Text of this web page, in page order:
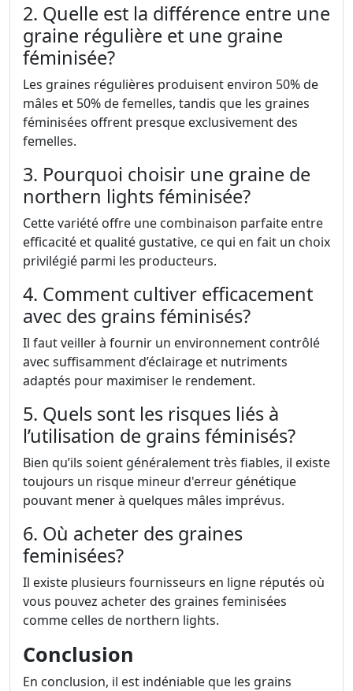
2. Quelle est la différence entre une
graine régulière et une graine
féminisée?
Les graines régulières produisent environ 50% de
mâles et 50% de femelles, tandis que les graines
féminisées offrent presque exclusivement des
femelles.
3. Pourquoi choisir une graine de
northern lights féminisée?
Cette variété offre une combinaison parfaite entre
efficacité et qualité gustative, ce qui en fait un choix
privilégié parmi les producteurs.
4. Comment cultiver efficacement
avec des grains féminisés?
Il faut veiller à fournir un environnement contrôlé
avec suffisamment d’éclairage et nutriments
adaptés pour maximiser le rendement.
5. Quels sont les risques liés à
l’utilisation de grains féminisés?
Bien qu’ils soient généralement très fiables, il existe
toujours un risque mineur d'erreur génétique
pouvant mener à quelques mâles imprévus.
6. Où acheter des graines
feminisées?
Il existe plusieurs fournisseurs en ligne réputés où
vous pouvez acheter des graines feminisées
comme celles de northern lights.
Conclusion
En conclusion, il est indéniable que les grains